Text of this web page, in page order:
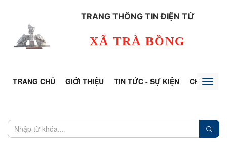
TRANG THÔNG TIN ĐIỆN TỬ
XÃ TRÀ BỒNG
TRANG CHỦ GIỚI THIỆU TIN TỨC - SỰ KIỆN CHUYÊN